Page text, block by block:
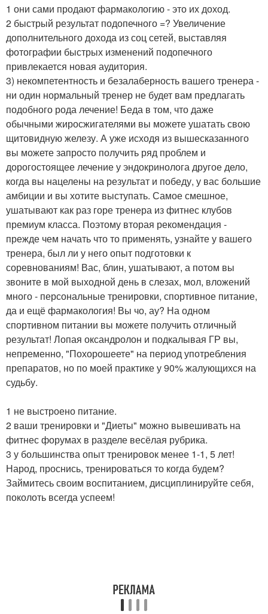
1 они сами продают фармакологию - это их доход.
2 быстрый результат подопечного =? Увеличение
дополнительного дохода из соц сетей, выставляя
фотографии быстрых изменений подопечного
привлекается новая аудитория.
3) некомпетентность и безалаберность вашего тренера -
ни один нормальный тренер не будет вам предлагать
подобного рода лечение! Беда в том, что даже
обычными жиросжигателями вы можете ушатать свою
щитовидную железу. А уже исходя из вышесказанного
вы можете запросто получить ряд проблем и
дорогостоящее лечение у эндокринолога другое дело,
когда вы нацелены на результат и победу, у вас большие
амбиции и вы хотите выступать. Самое смешное,
ушатывают как раз горе тренера из фитнес клубов
премиум класса. Поэтому вторая рекомендация -
прежде чем начать что то применять, узнайте у вашего
тренера, был ли у него опыт подготовки к
соревнованиям! Вас, блин, ушатывают, а потом вы
звоните в мой выходной день в слезах, мол, вложений
много - персональные тренировки, спортивное питание,
да и ещё фармакология! Вы чо, ау? На одном
спортивном питании вы можете получить отличный
результат! Лопая оксандролон и подкалывая ГР вы,
непременно, "Похорошеете" на период употребления
препаратов, но по моей практике у 90% жалующихся на
судьбу.
1 не выстроено питание.
2 ваши тренировки и "Диеты" можно вывешивать на
фитнес форумах в разделе весёлая рубрика.
3 у большинства опыт тренировок менее 1-1, 5 лет!
Народ, проснись, тренироваться то когда будем?
Займитесь своим воспитанием, дисциплинируйте себя,
поколоть всегда успеем!